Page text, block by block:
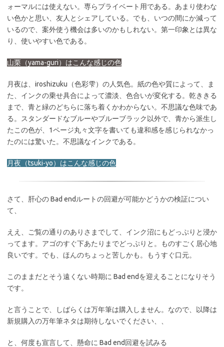
ォーマルには使えない。専らプライベート用である。あまり使わな
い色かと思い、友人とシェアしている。でも、いつの間にか減って
いるので、案外使う機会は多いのかもしれない。第一印象とは異な
り、使いやすい色である。
山栗（yama-guri）はこんな感じの色
月夜は、iroshizuku（色彩雫）の人気色。紙の色や質によって、ま
た、インクの乗せ具合によって濃淡、色合いが変化する。乾ききる
まで、青と緑のどちらに落ち着くかわからない。不思議な色味であ
る。スタンダードなブルーやブルーブラック以外で、青から派生し
たこの色が、1ページ丸々文字を書いても違和感を感じられなかっ
たのには驚いた。不思議なインクである。
月夜（tsuki-yo）はこんな感じの色
さて、肝心の Bad endルートの回避が可能かどうかの検証につい
て、
ええ、ご覧の通りのありさまでして、インク沼にもどっぷりと浸か
ってます。アゴのすぐ下あたりまでどっぷりと。ものすごく居心地
良いです。でも、ほんのちょっと苦しかも。もうすぐ口元。
このままだとそう遠くない時期に Bad endを迎えることになりそう
です。
と言うことで、しばらくは万年筆は購入しません。なので、以降は
新規購入の万年筆ネタは期待しないでください、、
と、何度も宣言して、懸命に Bad end回避を試みる